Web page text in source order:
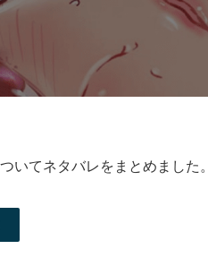
いてネタバレをまとめました。